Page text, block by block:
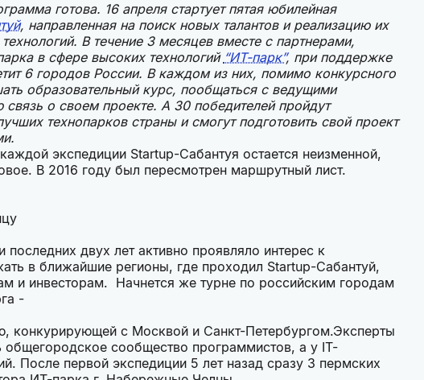
готова. 16 апреля стартует пятая юбилейная
, направленная на поиск новых талантов и реализацию их
В течение 3 месяцев вместе с партнерами,
в сфере высоких технологий “ИТ-парк”, при поддержке
6 городов России. В каждом из них, помимо конкурсного
образовательный курс, пообщаться с ведущими
о своем проекте. А 30 победителей пройдут
технопарков страны и смогут подготовить свой проект
экспедиции Startup-Сабантуя остается неизменной,
В 2016 году был пересмотрен маршрутный лист.
двух лет активно проявляло интерес к
в ближайшие регионы, где проходил Startup-Сабантуй,
и инвесторам. Начнется же турне по российским городам
-
конкурирующей с Москвой и Санкт-Петербургом.Эксперты
общегородское сообщество программистов, а у IT-
После первой экспедиции 5 лет назад сразу 3 пермских